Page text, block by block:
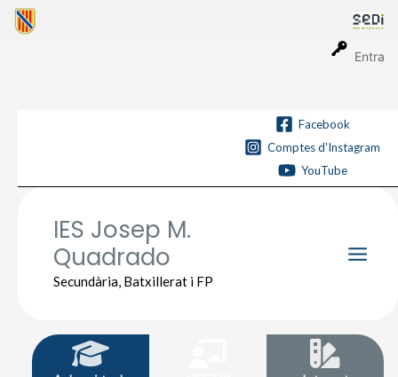
Entra
Vés
Facebook
Comptes d'Instagram
YouTube
IES Josep M.
Quadrado
Secundària, Batxillerat i FP